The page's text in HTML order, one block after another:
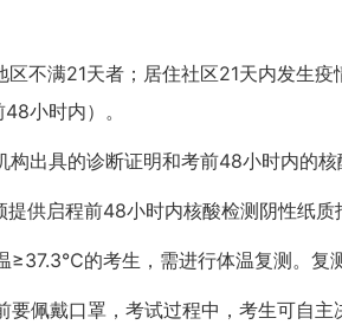
不满21天者；居住社区21天内发生
小时内）。
出具的诊断证明和考前48小时内的核
供启程前48小时内核酸检测阴性纸
≥37.3℃的考生，需进行体温复测。
要佩戴口罩，考试过程中，考生可自